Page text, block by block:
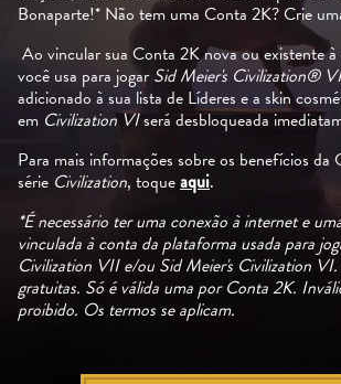
Bonaparte!* Não tem uma Conta 2K? Crie
Ao vincular sua Conta 2K nova ou existente
você usa para jogarSid Meier's Civilization® VI
adicionado à sua lista de Líderes e a skin
em Civilization VIserá desbloqueada
Para mais informações sobre os benefícios da
série Civilization, toqueaqui.
*É necessário ter uma conexão à internet e
vinculada à conta da plataforma usada para
Civilization VII e/ou Sid Meier's Civilization
gratuitas. Só é válida uma por Conta 2K.
proibido. Os termos se aplicam.